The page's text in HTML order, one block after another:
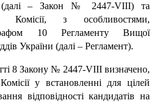
(далі – Закон № 2447-VІІІ) та
Комісії, з особливостями,
10 Регламенту Вищої
України (далі – Регламент).
8 Закону № 2447-VІІІ визначено,
у встановленні для цілей
відповідності кандидатів на